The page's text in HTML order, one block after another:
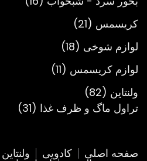
کریسمس 21
21
محصول
لوازم شوخی 18
18
محصول
لوازم کریسمس 11
11
ولنتاین 82
82
محصول
تراول ماگ و ظرف غذا 31
31
صفحه اصلی کادویی ولنتاین